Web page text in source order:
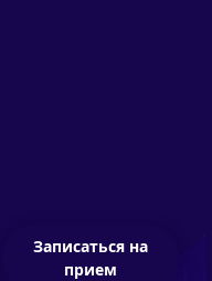
Записаться на
прием